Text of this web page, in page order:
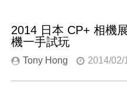
2014 日本 CP+ 相機
機一手試玩
Tony Hong 2014/02/